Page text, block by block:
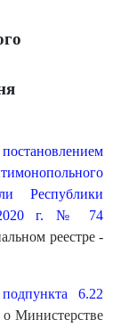
Республики
2020 г. № 74
реестре -
подпункта 6.22
Министерстве